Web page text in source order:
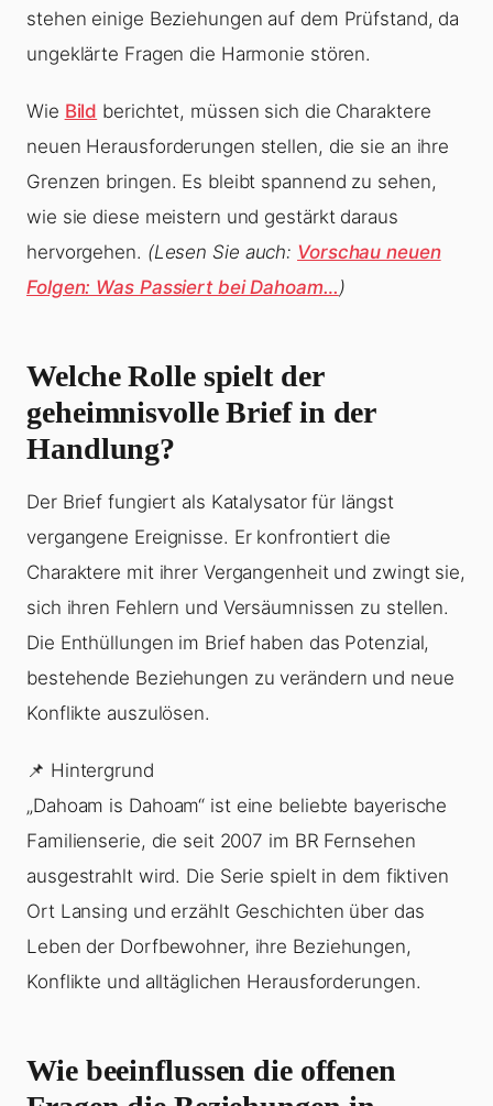
stehen einige Beziehungen auf dem Prüfstand, da
ungeklärte Fragen die Harmonie stören.
Wie Bild berichtet, müssen sich die Charaktere
neuen Herausforderungen stellen, die sie an ihre
Grenzen bringen. Es bleibt spannend zu sehen,
wie sie diese meistern und gestärkt daraus
hervorgehen. (Lesen Sie auch: Vorschau neuen
Folgen: Was Passiert bei Dahoam…)
Welche Rolle spielt der
geheimnisvolle Brief in der
Handlung?
Der Brief fungiert als Katalysator für längst
vergangene Ereignisse. Er konfrontiert die
Charaktere mit ihrer Vergangenheit und zwingt sie,
sich ihren Fehlern und Versäumnissen zu stellen.
Die Enthüllungen im Brief haben das Potenzial,
bestehende Beziehungen zu verändern und neue
Konflikte auszulösen.
📌 Hintergrund
„Dahoam is Dahoam“ ist eine beliebte bayerische
Familienserie, die seit 2007 im BR Fernsehen
ausgestrahlt wird. Die Serie spielt in dem fiktiven
Ort Lansing und erzählt Geschichten über das
Leben der Dorfbewohner, ihre Beziehungen,
Konflikte und alltäglichen Herausforderungen.
Wie beeinflussen die offenen